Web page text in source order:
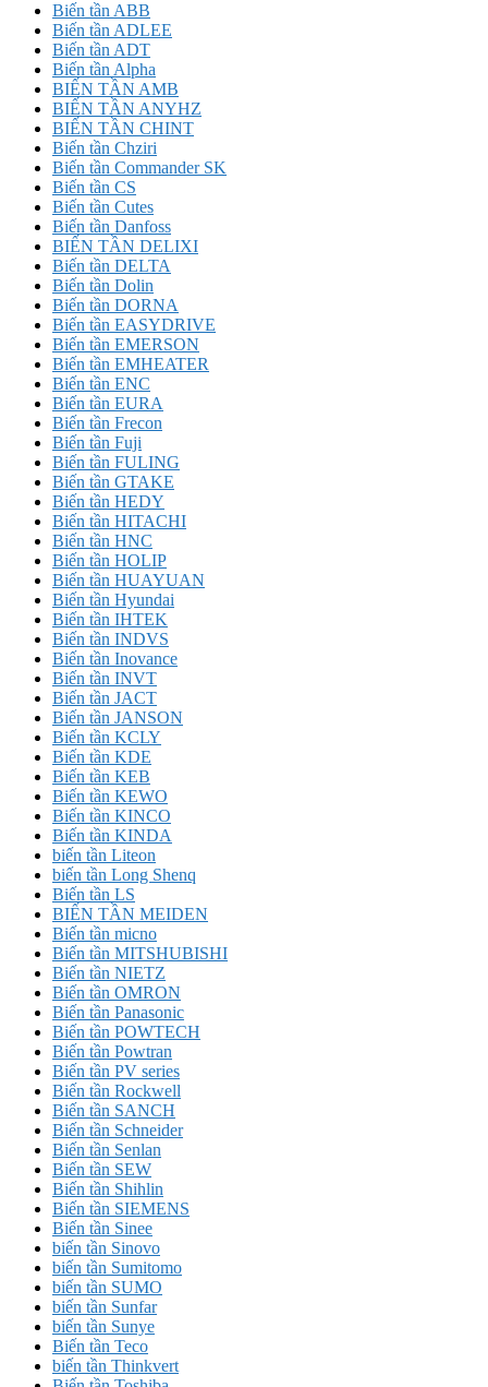
Biến tần ABB
Biến tần ADLEE
Biến tần ADT
Biến tần Alpha
BIẾN TẦN AMB
BIẾN TẦN ANYHZ
BIẾN TẦN CHINT
Biến tần Chziri
Biến tần Commander SK
Biến tần CS
Biến tần Cutes
Biến tần Danfoss
BIẾN TẦN DELIXI
Biến tần DELTA
Biến tần Dolin
Biến tần DORNA
Biến tần EASYDRIVE
Biến tần EMERSON
Biến tần EMHEATER
Biến tần ENC
Biến tần EURA
Biến tần Frecon
Biến tần Fuji
Biến tần FULING
Biến tần GTAKE
Biến tần HEDY
Biến tần HITACHI
Biến tần HNC
Biến tần HOLIP
Biến tần HUAYUAN
Biến tần Hyundai
Biến tần IHTEK
Biến tần INDVS
Biến tần Inovance
Biến tần INVT
Biến tần JACT
Biến tần JANSON
Biến tần KCLY
Biến tần KDE
Biến tần KEB
Biến tần KEWO
Biến tần KINCO
Biến tần KINDA
biến tần Liteon
biến tần Long Shenq
Biến tần LS
BIẾN TẦN MEIDEN
Biến tần micno
Biến tần MITSHUBISHI
Biến tần NIETZ
Biến tần OMRON
Biến tần Panasonic
Biến tần POWTECH
Biến tần Powtran
Biến tần PV series
Biến tần Rockwell
Biến tần SANCH
Biến tần Schneider
Biến tần Senlan
Biến tần SEW
Biến tần Shihlin
Biến tần SIEMENS
Biến tần Sinee
biến tần Sinovo
biến tần Sumitomo
biến tần SUMO
biến tần Sunfar
biến tần Sunye
Biến tần Teco
biến tần Thinkvert